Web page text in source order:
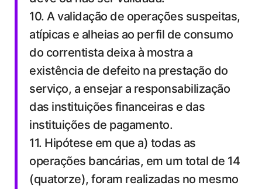
10. A validação de operações suspeitas,
atípicas e alheias ao perfil de consumo
do correntista deixa à mostra a
existência de defeito na prestação do
serviço, a ensejar a responsabilização
das instituições financeiras e das
instituições de pagamento.
11. Hipótese em que a) todas as
operações bancárias, em um total de 14
(quatorze), foram realizadas no mesmo